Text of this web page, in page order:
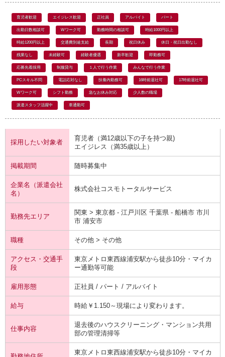
育児者歓迎 エイジレス歓迎 正社員 アルバイト パート
出勤日数相談可 Wワーク可 勤務時間の相談可 時給1000円以上
時給1200円以上 交通費別途支給 長期 祝日休み 休日・祝日出勤なし
残業なし 未経験可 経験者優遇 新卒歓迎 即勤務可
応募先着採用 制服貸与 １人で行う作業 みんなで行う作業
PCスキル不問 電話応対なし 扶養内勤務可 16時前退社可 17時前退社可
Wワーク可 シフト勤務 急なお休み対応 少人数の職場
派遣スタッフ活躍中 車通勤可
採用したい対象者
育児者（満12歳以下の子を持つ親)
エイジレス（満35歳以上）
掲載期間 随時募集中
企業名（派遣会社
名）
株式会社コスモトータルサービス
勤務先エリア
関東 > 東京都 - 江戸川区 千葉県 - 船橋市 市川
市 浦安市
職種 その他 > その他
アクセス・交通手
段
東京メトロ東西線浦安駅から徒歩10分・マイカ
ー通勤等可能
雇用形態 正社員 / パート / アルバイト
給与 時給￥1.150～現場により変わります。
仕事内容
退去後のハウスクリーニング・マンション共用
部の管理清掃等
東京メトロ東西線浦安駅から徒歩10分・マイカ